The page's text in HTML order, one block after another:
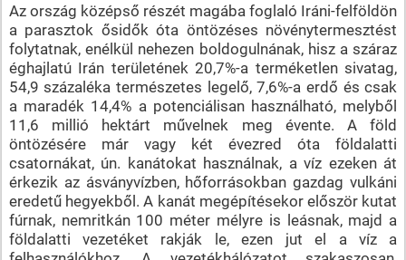
Az ország középső részét magába foglaló Iráni-felföldön
a parasztok ősidők óta öntözéses növénytermesztést
folytatnak, enélkül nehezen boldogulnának, hisz a száraz
éghajlatú Irán területének 20,7%-a terméketlen sivatag,
54,9 százaléka természetes legelő, 7,6%-a erdő és csak
a maradék 14,4% a potenciálisan használható, melyből
11,6 millió hektárt művelnek meg évente. A föld
öntözésére már vagy két évezred óta földalatti
csatornákat, ún. kanátokat használnak, a víz ezeken át
érkezik az ásványvízben, hőforrásokban gazdag vulkáni
eredetű hegyekből. A kanát megépítésekor először kutat
fúrnak, nemritkán 100 méter mélyre is leásnak, majd a
földalatti vezetéket rakják le, ezen jut el a víz a